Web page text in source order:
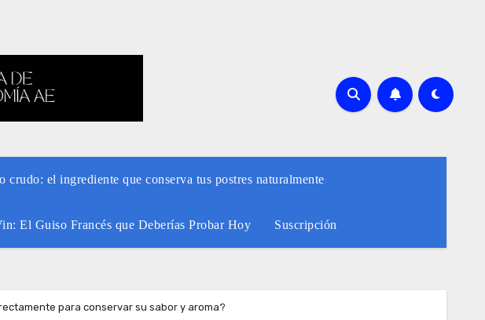
crudo: el ingrediente que conserva tus postres naturalmente
El Guiso Francés que Deberías Probar Hoy Suscripción
para conservar su sabor y aroma?